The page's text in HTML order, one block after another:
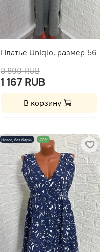
Платье Uniqlo, размер 56
3 890 RUB
1 167 RUB
В корзину
Новое, без бирки -70%